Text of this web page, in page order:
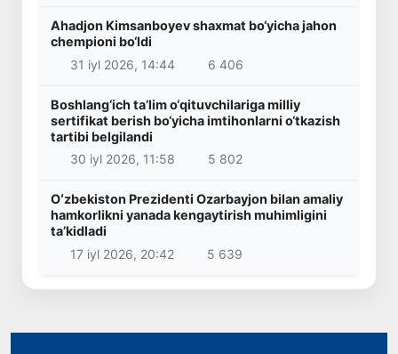
Ahadjon Kimsanboyev shaxmat bo‘yicha jahon
chempioni bo‘ldi
31 iyl 2026, 14:44
6 406
Boshlang‘ich ta’lim o‘qituvchilariga milliy
sertifikat berish bo‘yicha imtihonlarni o‘tkazish
tartibi belgilandi
30 iyl 2026, 11:58
5 802
Oʻzbekiston Prezidenti Ozarbayjon bilan amaliy
hamkorlikni yanada kengaytirish muhimligini
taʼkidladi
17 iyl 2026, 20:42
5 639